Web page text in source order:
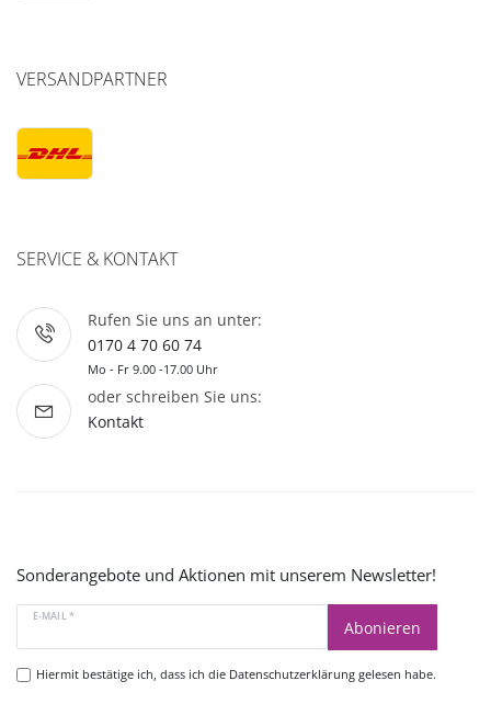
VERSANDPARTNER
SERVICE & KONTAKT
Rufen Sie uns an unter:
0170 4 70 60 74
Mo - Fr 9.00 -17.00 Uhr
oder schreiben Sie uns:
Kontakt
Sonderangebote und Aktionen mit unserem Newsletter!
E-MAIL *
Abonieren
Hiermit bestätige ich, dass ich die Datenschutzerklärunggelesen habe.